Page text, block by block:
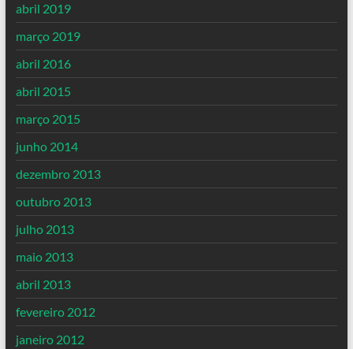
abril 2019
março 2019
abril 2016
abril 2015
março 2015
junho 2014
dezembro 2013
outubro 2013
julho 2013
maio 2013
abril 2013
fevereiro 2012
janeiro 2012